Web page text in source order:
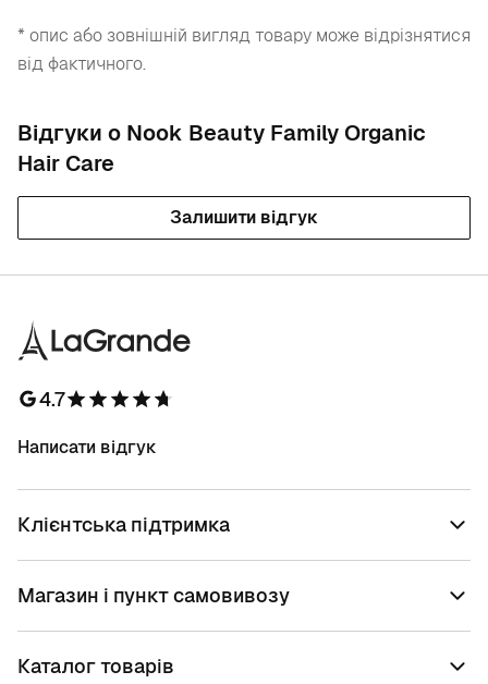
* опис або зовнішній вигляд товару може відрізнятися
від фактичного.
Відгуки о Nook Beauty Family Organic
Hair Care
Залишити відгук
4.7
Написати відгук
Клієнтська підтримка
Магазин і пункт самовивозу
Каталог товарів